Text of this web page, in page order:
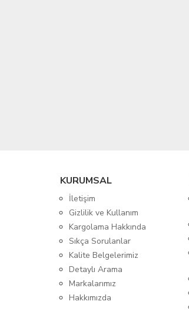
KURUMSAL
İletişim
Gizlilik ve Kullanım
Kargolama Hakkında
Sıkça Sorulanlar
Kalite Belgelerimiz
Detaylı Arama
Markalarımız
Hakkımızda